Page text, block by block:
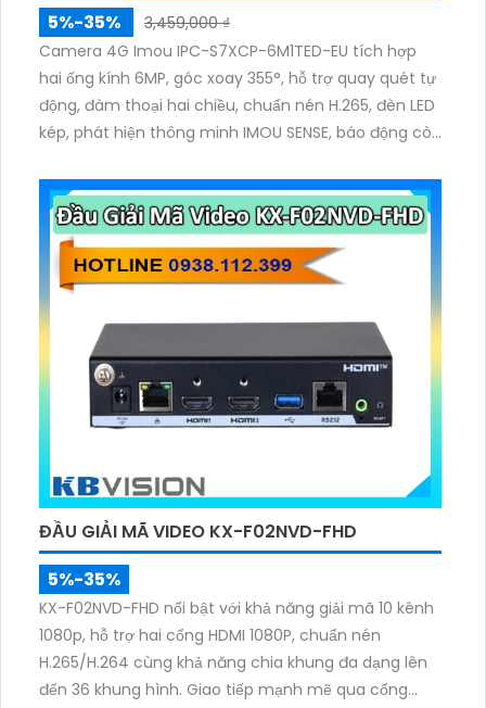
5%-35%
3,459,000 ₫
Camera 4G Imou IPC-S7XCP-6M1TED-EU tích hợp
hai ống kính 6MP, góc xoay 355°, hỗ trợ quay quét tự
động, đàm thoại hai chiều, chuẩn nén H.265, đèn LED
kép, phát hiện thông minh IMOU SENSE, báo động còi
ĐẦU GIẢI MÃ VIDEO KX-F02NVD-FHD
5%-35%
KX-F02NVD-FHD nổi bật với khả năng giải mã 10 kênh
1080p, hỗ trợ hai cổng HDMI 1080P, chuẩn nén
H.265/H.264 cùng khả năng chia khung đa dạng lên
đến 36 khung hình. Giao tiếp mạnh mẽ qua cổng